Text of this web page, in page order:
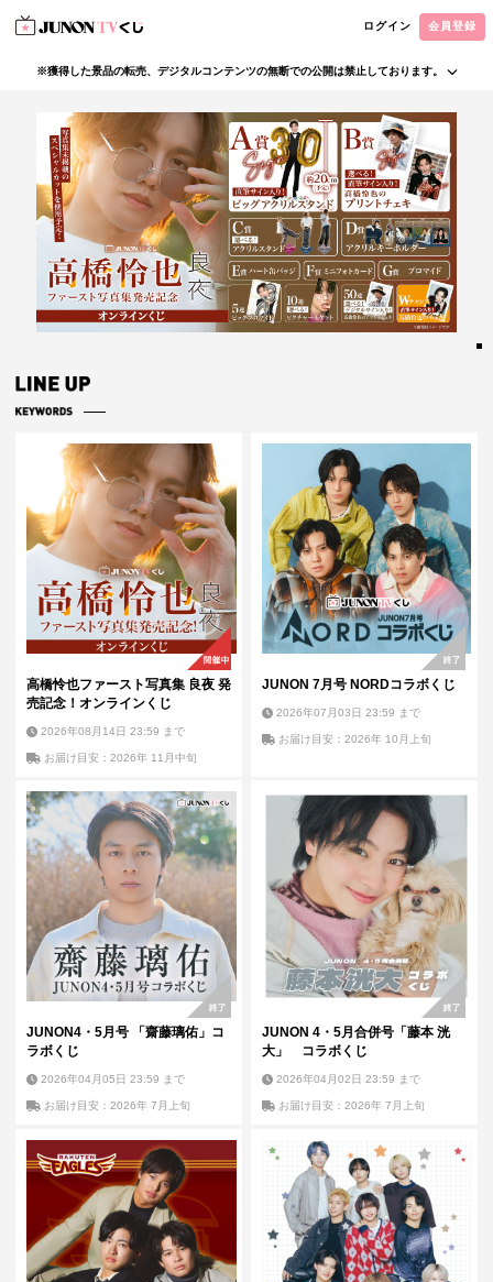
ログイン 会員登録
※獲得した景品の転売、デジタルコンテンツの無断での公開は禁止しております。
為は禁止しております。
・本サービスで獲得された動画･画像･ボイス等のデジタルコンテンツは、出品者が著作権を有
しております。無断でのSNS等での公開、譲渡、その他著作権を侵害する行為は禁止しており
・当選権利は当選者ご本人のみ有効となります。当選権利の譲渡、オークション等への出品、
その他営利目的での転売は禁止しております。
高橋怜也ファースト写真集 良夜 発
売記念！オンラインくじ
2026年08月14日 23:59 まで
お届け目安：2026年 11月中旬
JUNON 7月号 NORDコラボくじ
2026年07月03日 23:59 まで
お届け目安：2026年 10月上旬
JUNON4・5月号 「齋藤璃佑」コ
ラボくじ
2026年04月05日 23:59 まで
お届け目安：2026年 7月上旬
JUNON 4・5月合併号「藤本 洸
大」 コラボくじ
2026年04月02日 23:59 まで
お届け目安：2026年 7月上旬